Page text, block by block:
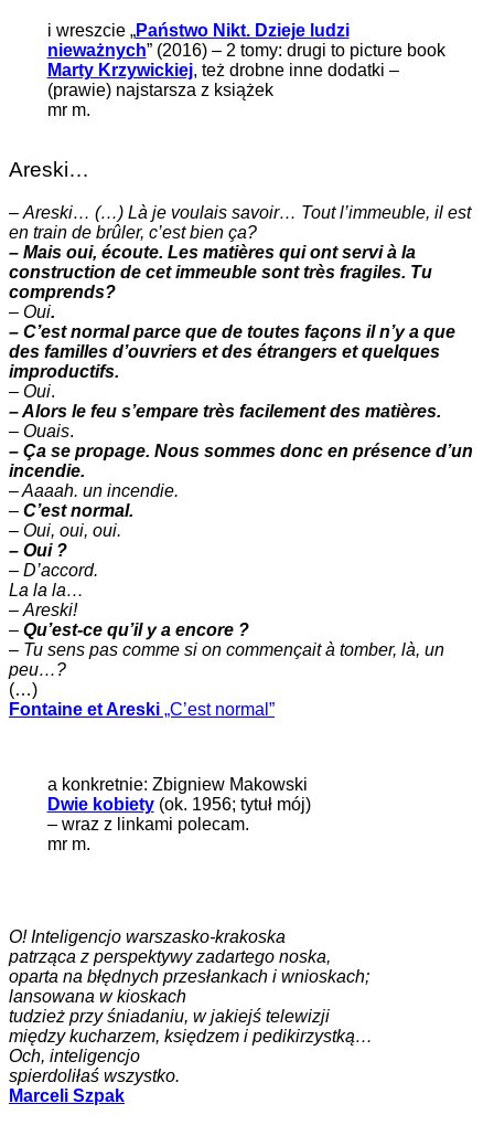
i wreszcie „Państwo Nikt. Dzieje ludzi
nieważnych” (2016) – 2 tomy: drugi to picture book
Marty Krzywickiej, też drobne inne dodatki –
(prawie) najstarsza z książek
mr m.
Areski…
– Areski… (…) Là je voulais savoir… Tout l’immeuble, il est
en train de brûler, c’est bien ça?
– Mais oui, écoute. Les matières qui ont servi à la
construction de cet immeuble sont très fragiles. Tu
comprends?
– Oui.
– C’est normal parce que de toutes façons il n’y a que
des familles d’ouvriers et des étrangers et quelques
improductifs.
– Oui.
– Alors le feu s’empare très facilement des matières.
– Ouais.
– Ça se propage. Nous sommes donc en présence d’un
incendie.
– Aaaah. un incendie.
– C’est normal.
– Oui, oui, oui.
– Oui ?
– D’accord.
La la la…
– Areski!
– Qu’est-ce qu’il y a encore ?
– Tu sens pas comme si on commençait à tomber, là, un
peu…?
(…)
Fontaine et Areski „C’est normal”
a konkretnie: Zbigniew Makowski
Dwie kobiety(ok. 1956; tytuł mój)
– wraz z linkami polecam.
mr m.
O! Inteligencjo warszasko-krakoska
patrząca z perspektywy zadartego noska,
oparta na błędnych przesłankach i wnioskach;
lansowana w kioskach
tudzież przy śniadaniu, w jakiejś telewizji
między kucharzem, księdzem i pedikirzystką…
Och, inteligencjo
spierdoliłaś wszystko.
Marceli Szpak